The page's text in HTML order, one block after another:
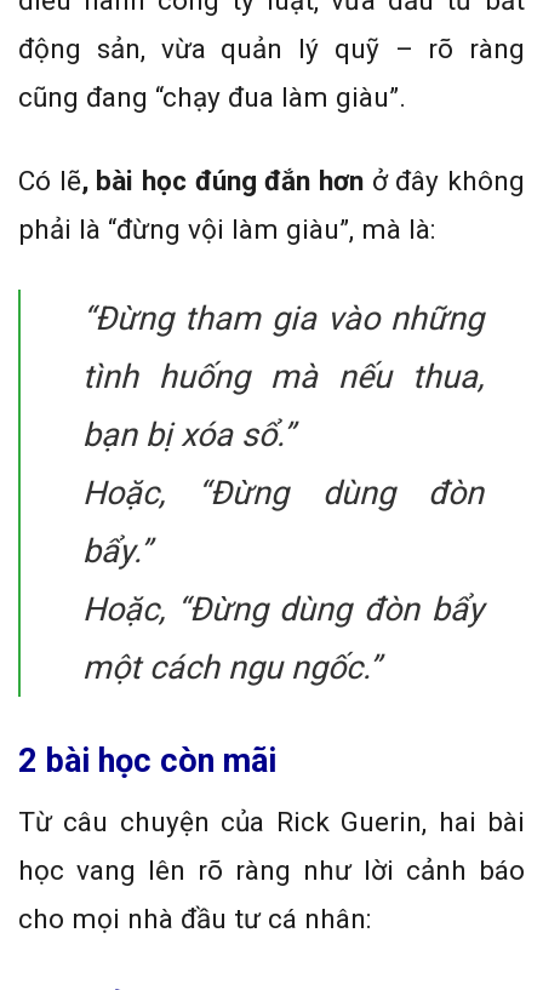
động sản, vừa quản lý quỹ – rõ ràng
cũng đang “chạy đua làm giàu”.
Có lẽ, bài học đúng đắn hơn ở đây không
phải là “đừng vội làm giàu”, mà là:
“Đừng tham gia vào những
tình huống mà nếu thua,
bạn bị xóa sổ.”
Hoặc, “Đừng dùng đòn
bẩy.”
Hoặc, “Đừng dùng đòn bẩy
một cách ngu ngốc.”
2 bài học còn mãi
Từ câu chuyện của Rick Guerin, hai bài
học vang lên rõ ràng như lời cảnh báo
cho mọi nhà đầu tư cá nhân: